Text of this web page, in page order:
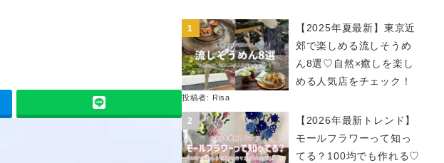
【2025年夏最新】東京近
郊で楽しめる流しそうめ
ん8選♡自然×癒しを楽し
める人気店をチェック！
投稿者: Risa
【2026年最新トレンド】
モールフラワーって知っ
てる？100均でも作れる♡